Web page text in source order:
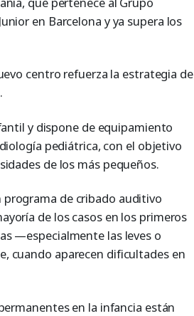
en Barcelona y ya supera los
centro refuerza la estrategia de
y dispone de equipamiento
pediátrica, con el objetivo
de los más pequeños.
programa de cribado auditivo
de los casos en los primeros
—especialmente las leves o
cuando aparecen dificultades en
en la infancia están